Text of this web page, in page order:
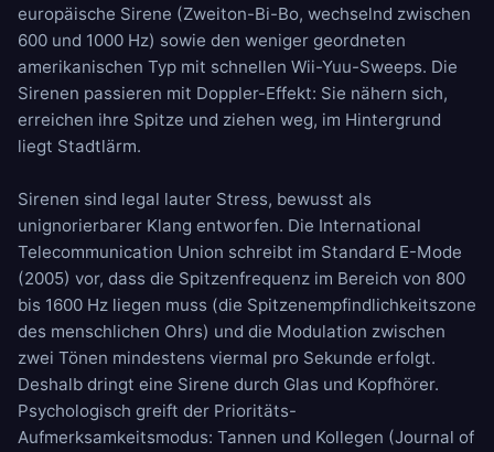
europäische Sirene (Zweiton-Bi-Bo, wechselnd zwischen
600 und 1000 Hz) sowie den weniger geordneten
amerikanischen Typ mit schnellen Wii-Yuu-Sweeps. Die
Sirenen passieren mit Doppler-Effekt: Sie nähern sich,
erreichen ihre Spitze und ziehen weg, im Hintergrund
liegt Stadtlärm.
Sirenen sind legal lauter Stress, bewusst als
unignorierbarer Klang entworfen. Die International
Telecommunication Union schreibt im Standard E-Mode
(2005) vor, dass die Spitzenfrequenz im Bereich von 800
bis 1600 Hz liegen muss (die Spitzenempfindlichkeitszone
des menschlichen Ohrs) und die Modulation zwischen
zwei Tönen mindestens viermal pro Sekunde erfolgt.
Deshalb dringt eine Sirene durch Glas und Kopfhörer.
Psychologisch greift der Prioritäts-
Aufmerksamkeitsmodus: Tannen und Kollegen (Journal of